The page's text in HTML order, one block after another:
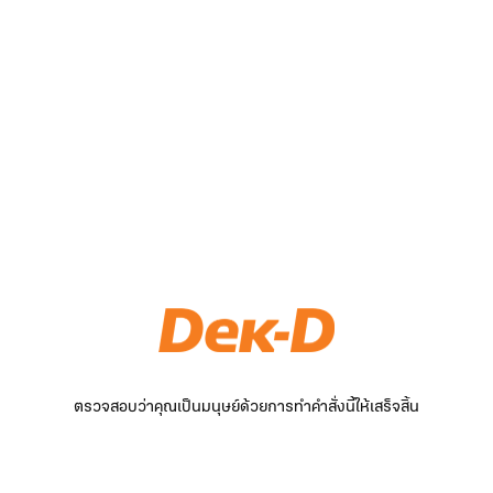
ตรวจสอบว่าคุณเป็นมนุษย์ด้วยการทำคำสั่งนี้ให้เสร็จสิ้น